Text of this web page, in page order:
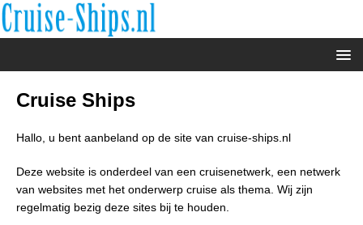
Cruise Ships
Hallo, u bent aanbeland op de site van cruise-ships.nl
Deze website is onderdeel van een cruisenetwerk, een netwerk
van websites met het onderwerp cruise als thema. Wij zijn
regelmatig bezig deze sites bij te houden.